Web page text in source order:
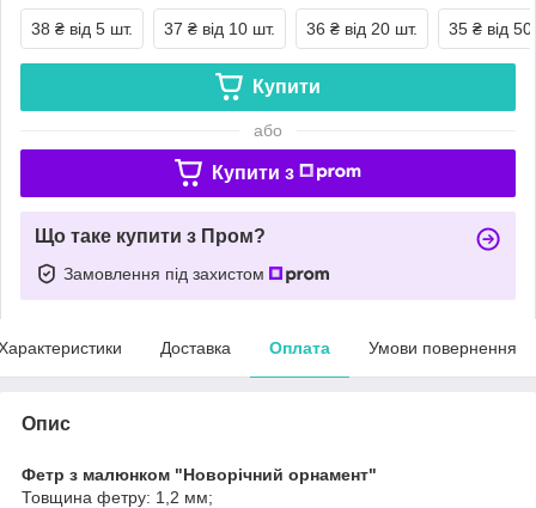
38 ₴ від 5 шт. 37 ₴ від 10 шт. 36 ₴ від 20 шт. 35 ₴ від
Купити
або
Купити з
Що таке купити з Пром?
Замовлення під захистом
Доставка Оплата Умови повернення
Опис
Фетр з малюнком "Новорічний орнамент"
Товщина фетру: 1,2 мм;